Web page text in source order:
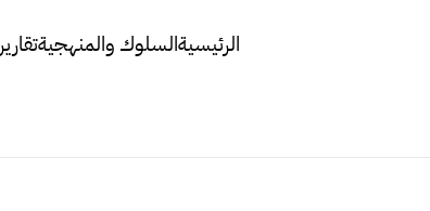
الرئيسيةالسلوك والمنهجيةتقارير